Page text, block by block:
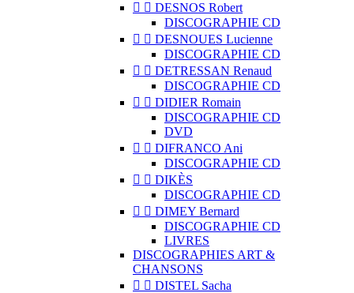
  DESNOS Robert
DISCOGRAPHIE CD
  DESNOUES Lucienne
DISCOGRAPHIE CD
  DETRESSAN Renaud
DISCOGRAPHIE CD
  DIDIER Romain
DISCOGRAPHIE CD
DVD
  DIFRANCO Ani
DISCOGRAPHIE CD
  DIKÈS
DISCOGRAPHIE CD
  DIMEY Bernard
DISCOGRAPHIE CD
LIVRES
DISCOGRAPHIES ART &
CHANSONS
  DISTEL Sacha